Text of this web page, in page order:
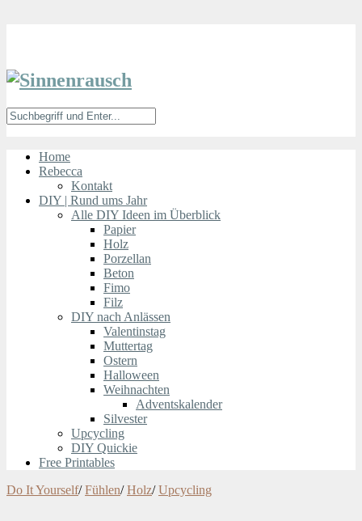
Home
Rebecca
Kontakt
DIY | Rund ums Jahr
Alle DIY Ideen im Überblick
Papier
Holz
Porzellan
Beton
Fimo
Filz
DIY nach Anlässen
Valentinstag
Muttertag
Ostern
Halloween
Weihnachten
Adventskalender
Silvester
Upcycling
DIY Quickie
Free Printables
Do It Yourself/ Fühlen/ Holz/ Upcycling